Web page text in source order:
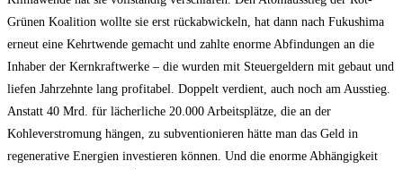
Grünen Koalition wollte sie erst rückabwickeln, hat dann nach Fukushima
erneut eine Kehrtwende gemacht und zahlte enorme Abfindungen an die
Inhaber der Kernkraftwerke – die wurden mit Steuergeldern mit gebaut und
liefen Jahrzehnte lang profitabel. Doppelt verdient, auch noch am Ausstieg.
Anstatt 40 Mrd. für lächerliche 20.000 Arbeitsplätze, die an der
Kohleverstromung hängen, zu subventionieren hätte man das Geld in
regenerative Energien investieren können. Und die enorme Abhängigkeit